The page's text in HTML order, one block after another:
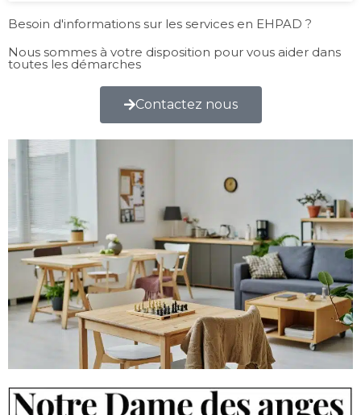
Besoin d'informations sur les services en EHPAD ?
Nous sommes à votre disposition pour vous aider dans
toutes les démarches
Contactez nous